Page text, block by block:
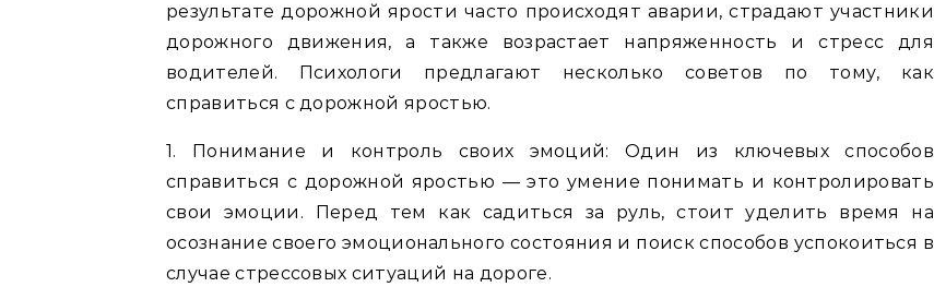
результате дорожной ярости часто происходят аварии, страдают участники
дорожного движения, а также возрастает напряженность и стресс для
водителей. Психологи предлагают несколько советов по тому, как
справиться с дорожной яростью.
1. Понимание и контроль своих эмоций: Один из ключевых способов
справиться с дорожной яростью — это умение понимать и контролировать
свои эмоции. Перед тем как садиться за руль, стоит уделить время на
осознание своего эмоционального состояния и поиск способов успокоиться в
случае стрессовых ситуаций на дороге.